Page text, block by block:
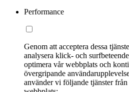
Performance
Genom att acceptera dessa
analysera klick- och
optimera vår webbplats och
övergripande
använder vi följande tjänster från